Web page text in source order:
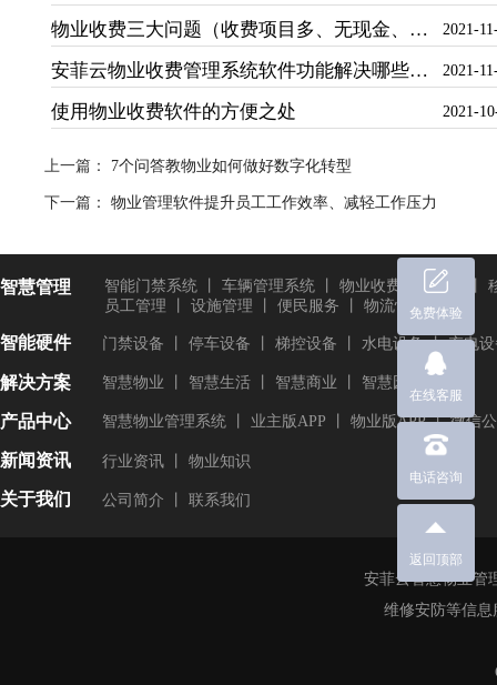
免费体验
在线客服
电话咨询
返回顶部
物业收费三大问题（收费项目多、无现金、预收预扣）的解决方案 2021-
安菲云物业收费管理系统软件功能解决哪些痛点 2021-
使用物业收费软件的方便之处 2021-
上一篇： 7个问答教物业如何做好数字化转型
下一篇： 物业管理软件提升员工工作效率、减轻工作压力
智慧管理 智能门禁系统 车辆管理系统 物业收费管理系统
员工管理
设施管理 便民服务 物流快递
智能硬件 门禁设备 停车设备 梯控设备 水电设备 丨 充电
解决方案 智慧物业 智慧生活 智慧商业 智慧园区
产品中心 智慧物业管理系统 业主版APP 物业版APP 丨 微信
新闻资讯 行业资讯 物业知识
关于我们 公司简介 联系我们
安菲云智慧物业管
维修安防等信